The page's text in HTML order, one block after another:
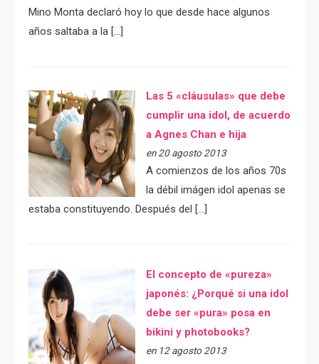
Mino Monta declaró hoy lo que desde hace algunos
años saltaba a la […]
Las 5 «cláusulas» que debe
cumplir una idol, de acuerdo
a Agnes Chan e hija
en 20 agosto 2013
A comienzos de los años 70s
la débil imágen idol apenas se
estaba constituyendo. Después del […]
El concepto de «pureza»
japonés: ¿Porqué si una idol
debe ser «pura» posa en
bikini y photobooks?
en 12 agosto 2013